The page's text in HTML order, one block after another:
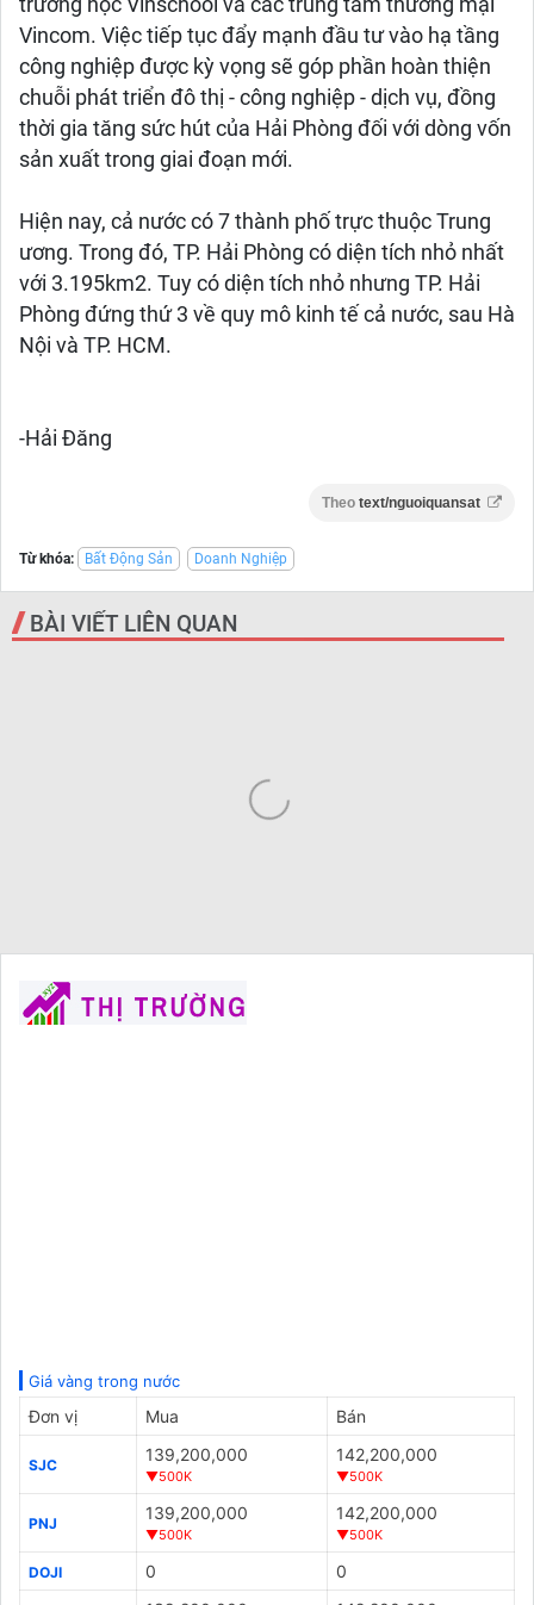
trường học Vinschool và các trung tâm thương mại
Vincom. Việc tiếp tục đẩy mạnh đầu tư vào hạ tầng
công nghiệp được kỳ vọng sẽ góp phần hoàn thiện
chuỗi phát triển đô thị - công nghiệp - dịch vụ, đồng
thời gia tăng sức hút của Hải Phòng đối với dòng vốn
sản xuất trong giai đoạn mới.
Hiện nay, cả nước có 7 thành phố trực thuộc Trung
ương. Trong đó, TP. Hải Phòng có diện tích nhỏ nhất
với 3.195km2. Tuy có diện tích nhỏ nhưng TP. Hải
Phòng đứng thứ 3 về quy mô kinh tế cả nước, sau Hà
Nội và TP. HCM.
-Hải Đăng
Theo text/nguoiquansat
Từ khóa: Bất Động Sản Doanh Nghiệp
BÀI VIẾT LIÊN QUAN
Giá vàng trong nước
Đơn vị Mua Bán
SJC
139,200,000
▼500K
142,200,000
▼500K
PNJ
139,200,000
▼500K
142,200,000
▼500K
DOJI 0 0